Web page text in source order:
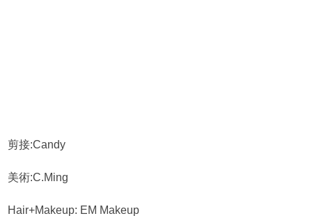
剪接:Candy
美術:C.Ming
Hair+Makeup: EM Makeup